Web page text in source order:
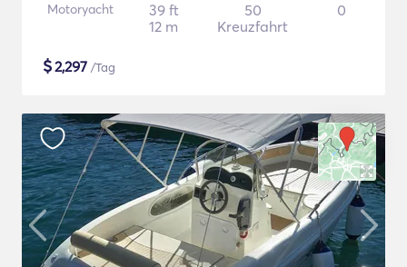
Motoryacht
39 ft
12 m
50
Kreuzfahrt
0
$2,297 /Tag